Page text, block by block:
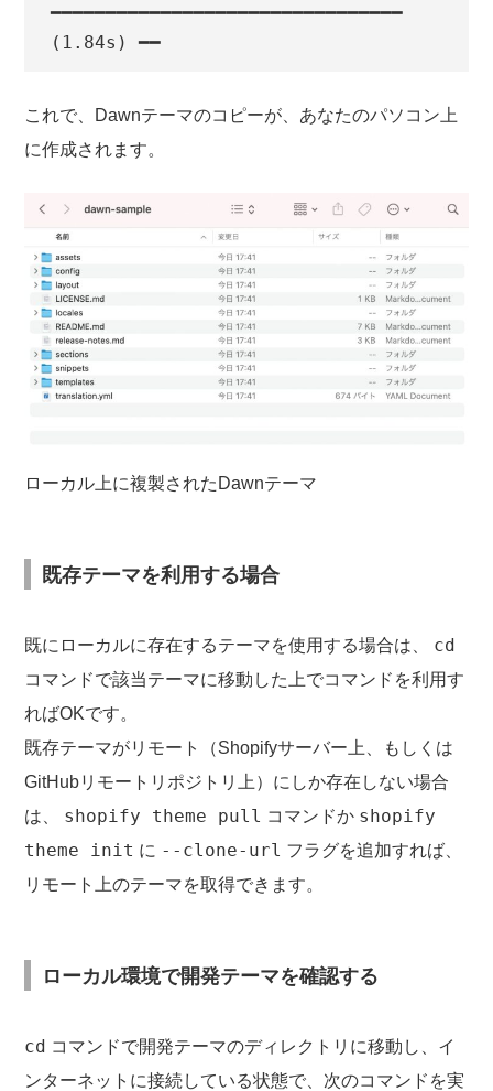
━━━━━━━━━━━━━━━━━━━━━━━━━━━━━━━━
(1.84s) ━━
これで、Dawnテーマのコピーが、あなたのパソコン上
に作成されます。
ローカル上に複製されたDawnテーマ
既存テーマを利用する場合
既にローカルに存在するテーマを使用する場合は、 cd
コマンドで該当テーマに移動した上でコマンドを利用す
ればOKです。
既存テーマがリモート（Shopifyサーバー上、もしくは
GitHubリモートリポジトリ上）にしか存在しない場合
は、 shopify theme pull コマンドか shopify
theme init に --clone-url フラグを追加すれば、
リモート上のテーマを取得できます。
ローカル環境で開発テーマを確認する
cd コマンドで開発テーマのディレクトリに移動し、イ
ンターネットに接続している状態で、次のコマンドを実